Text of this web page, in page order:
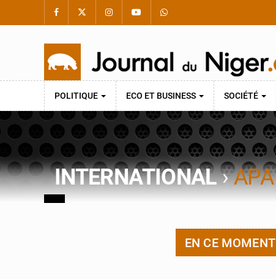
POLITIQUE ECO ET BUSINESS SOCIÉTÉ
INTERNATIONAL›APA
EN CE MOMENT